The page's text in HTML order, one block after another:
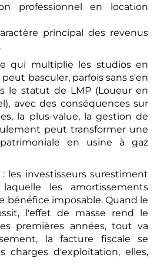
professionnel en location
principal des revenus
qui multiplie les studios en
peut basculer, parfois sans s'en
le statut de LMP (Loueur en
avec des conséquences sur
la plus-value, la gestion de
peut transformer une
en usine à gaz
les investisseurs surestiment
les amortissements
bénéfice imposable. Quand le
l'effet de masse rend le
premières années, tout va
la facture fiscale se
charges d'exploitation, elles,